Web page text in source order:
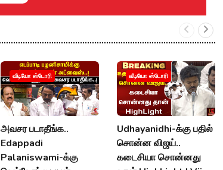
வீடியோ ஸ்டோரி
அவசர படாதீங்க..
Edappadi
Palaniswami-க்கு
வீடியோ ஸ்டோரி
Udhayanidhi-க்கு பதில்
சொன்ன விஜய்..
கடைசியா சொன்னது